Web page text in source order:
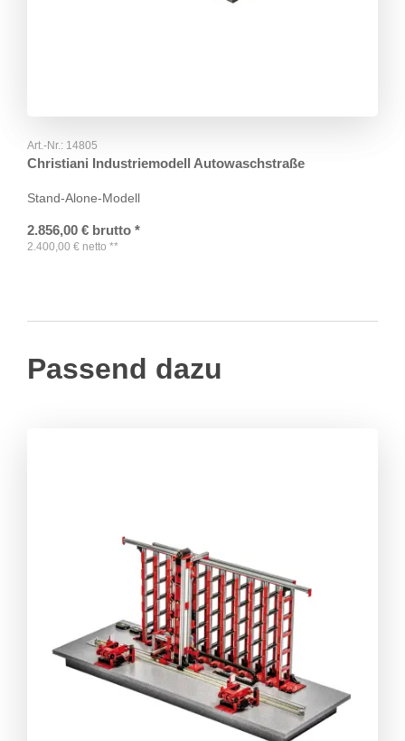
Art.-Nr.: 14805
Christiani Industriemodell Autowaschstraße
Stand-Alone-Modell
2.856,00 € brutto *
2.400,00 € netto **
Passend dazu